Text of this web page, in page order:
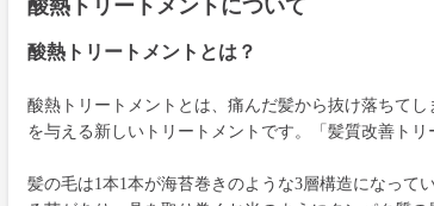
酸熱トリートメントについて
酸熱トリートメントとは？
酸熱トリートメントとは、痛んだ髪から抜け落ちて
を与える新しいトリートメントです。「髪質改善トリ
髪の毛は1本1本が海苔巻きのような3層構造になって